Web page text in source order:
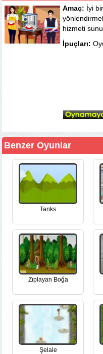
Amaç: İyi
hizmeti
İpuçları:
Benzer Oyunlar
Tanks
Zıplayan Boğa
Şelale